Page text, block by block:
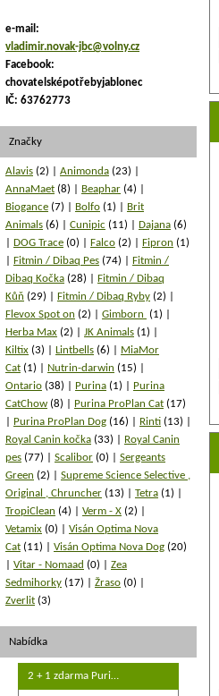
e-mail:
vladimir.novak-jbc@volny.cz
Facebook:
chovatelsképotřebyjablonec
IČ: 63762773
Značky
Alavis (2) Animonda (23)
AnnaMaet (8) Beaphar (4)
Biogance (7) Bolfo (1)
Brit
Animals (6) Cunipic (11) Dajana (6)
DOG Trace (0) Falco (2) Fipron (1)
Fitmin / Dibaq Pes (74)
Fitmin /
Dibaq Kočka (28)
Fitmin / Dibaq
Kůň (29) Fitmin / Dibaq Ryby (2)
Flevox Spot on (2) Gimborn
(1)
Herba Max (2) JK Animals (1)
Kiltix (3) Lintbells (6)
MiaMor
Cat (1) Nutrin-darwin (15)
Ontario (38) Purina (1)
Purina
CatChow (8) Purina ProPlan Cat (17)
Purina ProPlan Dog (16) Rinti (13)
Royal Canin kočka (33)
Royal Canin
pes (77) Scalibor (0)
Sergeants
Green (2)
Supreme Science Selective ,
Original , Chruncher (13) Tetra (1)
TropiClean (4) Verm - X (2)
Vetamix (0)
Visán Optima Nova
Cat (11) Visán Optima Nova Dog (20)
Vitar - Nomaad (0)
Zea
Sedmihorky (17) Žraso (0)
Zverlit (3)
Nabídka
2 + 1 zdarma Puri…